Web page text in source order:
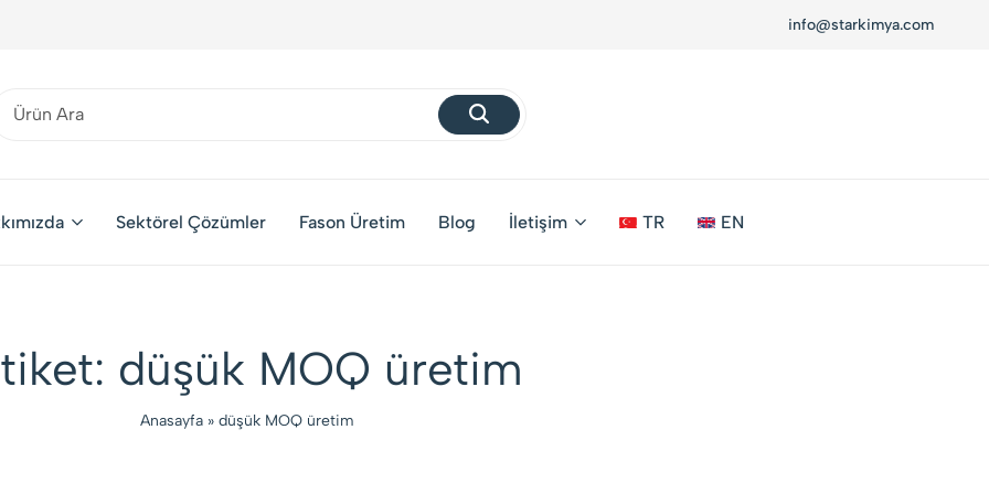
info@starkimya.com
Sektörel Çözümler Fason Üretim Blog İletişim TR EN
düşük MOQ üretim
Anasayfa » düşük MOQ üretim